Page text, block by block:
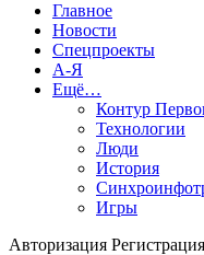
Главное
Новости
Спецпроекты
А-Я
Ещё…
Контур
Технологии
Люди
История
Игры
Авторизация Регистрация